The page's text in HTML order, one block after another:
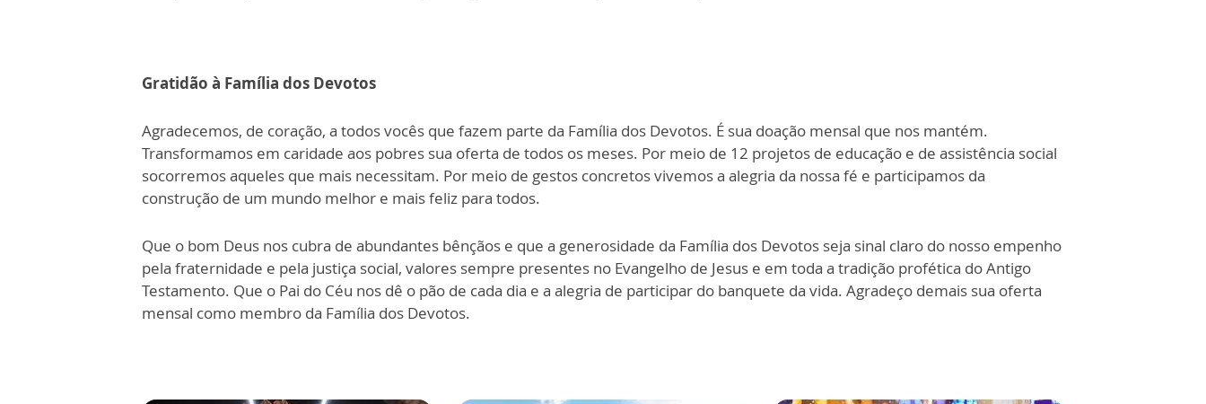
Gratidão à Família dos Devotos
Agradecemos, de coração, a todos vocês que fazem parte da Família dos Devotos. É sua doação mensal que nos mantém.
Transformamos em caridade aos pobres sua oferta de todos os meses. Por meio de 12 projetos de educação e de assistência social
socorremos aqueles que mais necessitam. Por meio de gestos concretos vivemos a alegria da nossa fé e participamos da
construção de um mundo melhor e mais feliz para todos.
Que o bom Deus nos cubra de abundantes bênçãos e que a generosidade da Família dos Devotos seja sinal claro do nosso empenho
pela fraternidade e pela justiça social, valores sempre presentes no Evangelho de Jesus e em toda a tradição profética do Antigo
Testamento. Que o Pai do Céu nos dê o pão de cada dia e a alegria de participar do banquete da vida. Agradeço demais sua oferta
mensal como membro da Família dos Devotos.